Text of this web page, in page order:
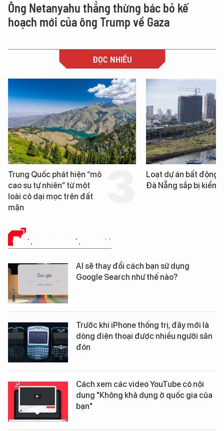
Ông Netanyahu thẳng thừng bác bỏ kế
hoạch mới của ông Trump về Gaza
ĐỌC NHIỀU
Trung Quốc phát hiện “mỏ
cao su tự nhiên” từ một
loài cỏ dại mọc trên đất
mặn
Loạt dự án bất động
Đà Nẵng sắp bị kiểm
ĐÁNH GIÁ SẢN PHẨM
AI sẽ thay đổi cách bạn sử dụng
Google Search như thế nào?
Trước khi iPhone thống trị, đây mới là
dòng điện thoại được nhiều người săn
đón
Cách xem các video YouTube có nội
dung "Không khả dụng ở quốc gia của
bạn"